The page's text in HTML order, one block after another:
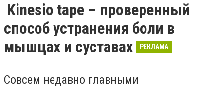
Kinesio tape – проверенный
способ устранения боли в
мышцах и суставах
РЕКЛАМА
Совсем недавно главными